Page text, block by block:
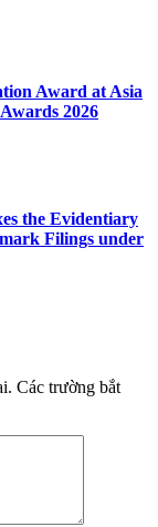
Award at Asia
2026
the Evidentiary
Filings under
Các trường bắt